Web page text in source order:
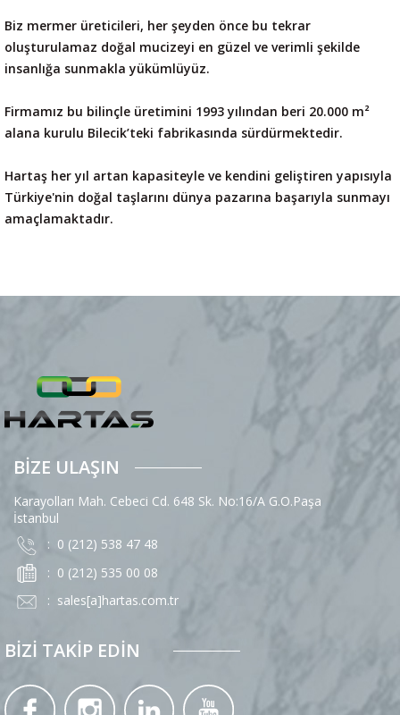
Biz mermer üreticileri, her şeyden önce bu tekrar
oluşturulamaz doğal mucizeyi en güzel ve verimli şekilde
insanlığa sunmakla yükümlüyüz.
Firmamız bu bilinçle üretimini 1993 yılından beri 20.000 m²
alana kurulu Bilecik’teki fabrikasında sürdürmektedir.
Hartaş her yıl artan kapasiteyle ve kendini geliştiren yapısıyla
Türkiye'nin doğal taşlarını dünya pazarına başarıyla sunmayı
amaçlamaktadır.
BİZE ULAŞIN
Karayolları Mah. Cebeci Cd. 648 Sk. No:16/A G.O.Paşa
İstanbul
: 0 (212) 538 47 48
: 0 (212) 535 00 08
: sales[a]hartas.com.tr
BİZİ TAKİP EDİN